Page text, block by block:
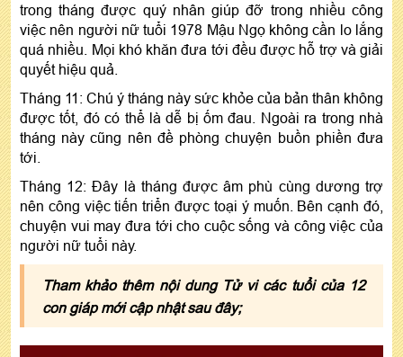
trong tháng được quý nhân giúp đỡ trong nhiều công
việc nên người nữ tuổi 1978 Mậu Ngọ không cần lo lắng
quá nhiều. Mọi khó khăn đưa tới đều được hỗ trợ và giải
quyết hiệu quả.
Tháng 11: Chú ý tháng này sức khỏe của bản thân không
được tốt, đó có thể là dễ bị ốm đau. Ngoài ra trong nhà
tháng này cũng nên đề phòng chuyện buồn phiền đưa
tới.
Tháng 12: Đây là tháng được âm phù cùng dương trợ
nên công việc tiến triển được toại ý muốn. Bên cạnh đó,
chuyện vui may đưa tới cho cuộc sống và công việc của
người nữ tuổi này.
Tham khảo thêm nội dung Tử vi các tuổi của 12
con giáp mới cập nhật sau đây;